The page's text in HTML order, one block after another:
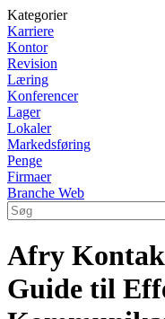
Kategorier
Karriere
Kontor
Revision
Læring
Konferencer
Lager
Lokaler
Markedsføring
Penge
Firmaer
Branche Web
Afry
Guide til